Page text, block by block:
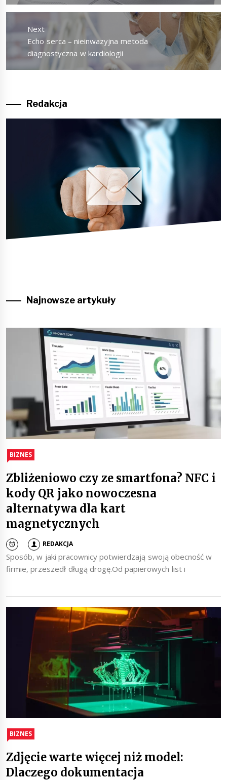
Next
Next
post:
Echo serca – nieinwazyjna metoda
diagnostyczna w kardiologii
Redakcja
Najnowsze artykuły
BIZNES
Zbliżeniowo czy ze smartfona? NFC i
kody QR jako nowoczesna
alternatywa dla kart
magnetycznych
REDAKCJA
Sposób, w jaki pracownicy potwierdzają swoją obecność w
firmie, przeszedł długą drogę.Od papierowych list i
BIZNES
Zdjęcie warte więcej niż model:
Dlaczego dokumentacja